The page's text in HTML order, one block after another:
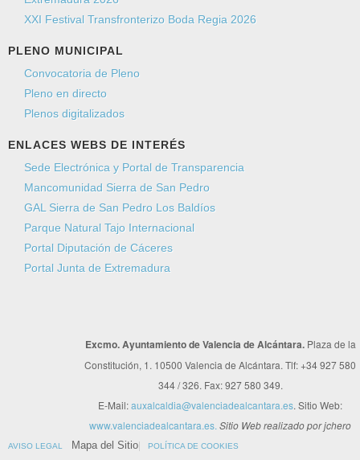
XXI Festival Transfronterizo Boda Regia 2026
PLENO MUNICIPAL
Convocatoria de Pleno
Pleno en directo
Plenos digitalizados
ENLACES WEBS DE INTERÉS
Sede Electrónica y Portal de Transparencia
Mancomunidad Sierra de San Pedro
GAL Sierra de San Pedro Los Baldíos
Parque Natural Tajo Internacional
Portal Diputación de Cáceres
Portal Junta de Extremadura
Excmo. Ayuntamiento de Valencia de Alcántara. Plaza de la
Constitución, 1. 10500 Valencia de Alcántara. Tlf: +34 927 580
344 / 326. Fax: 927 580 349.
E-Mail:auxalcaldia@valenciadealcantara.es. Sitio Web:
www.valenciadealcantara.es. Sitio Web realizado por jchero
AVISO LEGAL Mapa del Sitio POLÍTICA DE COOKIES